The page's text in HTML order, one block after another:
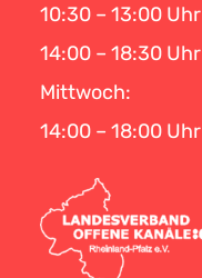
10:30 – 13:00 Uhr
14:00 – 18:30 Uhr
Mittwoch:
14:00 – 18:00 Uhr